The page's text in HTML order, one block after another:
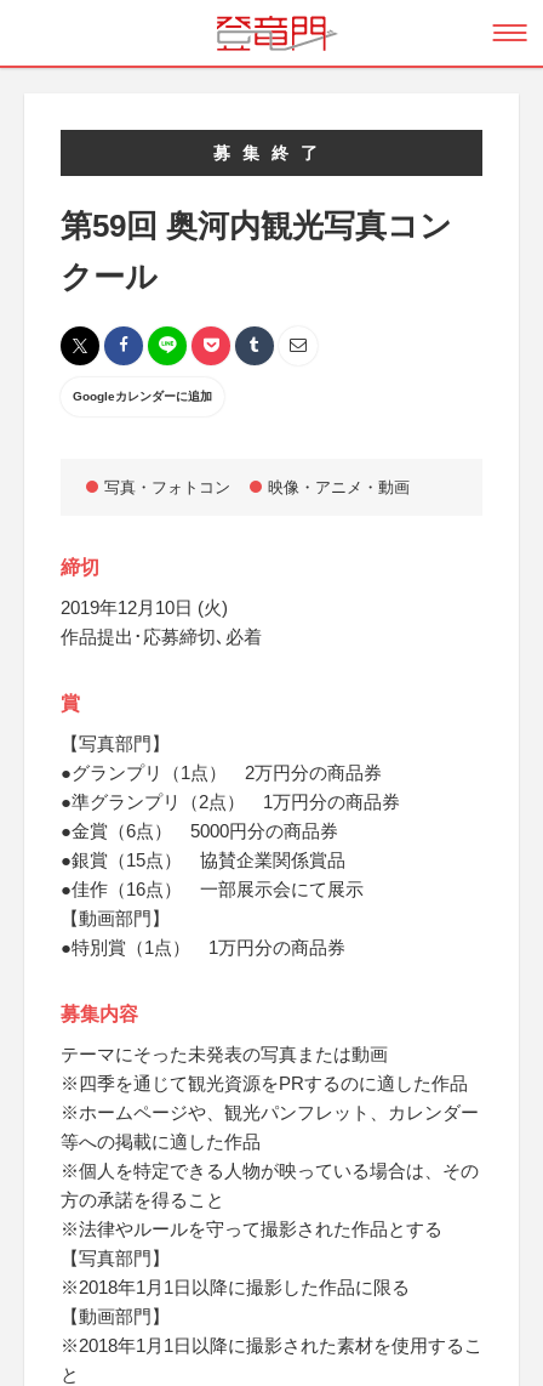
募集終了
第59回 奥河内観光写真コン
クール
Googleカレンダーに追加
写真・フォトコン 映像・アニメ・動画
締切
2019年12月10日 (火)
作品提出･応募締切､必着
賞
【写真部門】
●グランプリ（1点） 2万円分の商品券
●準グランプリ（2点） 1万円分の商品券
●金賞（6点） 5000円分の商品券
●銀賞（15点） 協賛企業関係賞品
●佳作（16点） 一部展示会にて展示
【動画部門】
●特別賞（1点） 1万円分の商品券
募集内容
テーマにそった未発表の写真または動画
※四季を通じて観光資源をPRするのに適した作品
※ホームページや、観光パンフレット、カレンダー
等への掲載に適した作品
※個人を特定できる人物が映っている場合は、その
方の承諾を得ること
※法律やルールを守って撮影された作品とする
【写真部門】
※2018年1月1日以降に撮影した作品に限る
【動画部門】
※2018年1月1日以降に撮影された素材を使用するこ
と